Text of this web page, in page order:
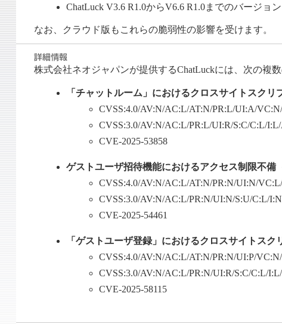
ChatLuck V3.6 R1.0からV6.6 R1.0までのバージョン
なお、クラウド版もこれらの脆弱性の影響を受けます。
株式会社ネオジャパンが提供するChatLuckには、次の複
「チャットルーム」におけるクロスサイトスクリ
CVSS:4.0/AV:N/AC:L/AT:N/PR:L/UI:A/
CVSS:3.0/AV:N/AC:L/PR:L/UI:R/S:C/C:L/
CVE-2025-53858
ゲストユーザ招待機能におけるアクセス制限不備
CVSS:4.0/AV:N/AC:L/AT:N/PR:N/UI:N/
CVSS:3.0/AV:N/AC:L/PR:N/UI:N/S:U/C:L/
CVE-2025-54461
「ゲストユーザ登録」におけるクロスサイトスク
CVSS:4.0/AV:N/AC:L/AT:N/PR:N/UI:P/
CVSS:3.0/AV:N/AC:L/PR:N/UI:R/S:C/C:L/
CVE-2025-58115